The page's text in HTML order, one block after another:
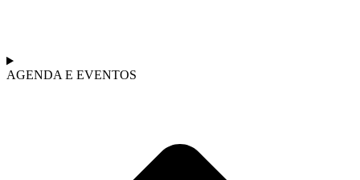
AGENDA E EVENTOS